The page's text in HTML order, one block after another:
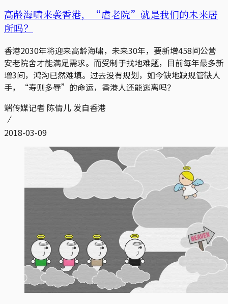
高龄海啸来袭香港，“虐老院”就是我们的未来居
所吗？
香港2030年将迎来高龄海啸，未来30年，要新增458间公营
安老院舍才能满足需求。而受制于找地难题，目前每年最多新
增3间，鸿沟已然难填。过去没有规划，如今缺地缺规管缺人
手，“寿则多辱”的命运，香港人还能逃离吗？
端传媒记者 陈倩儿 发自香港
2018-03-09